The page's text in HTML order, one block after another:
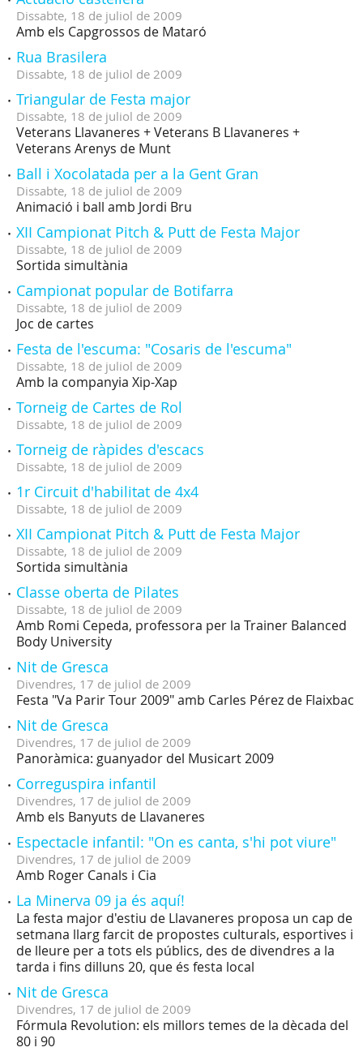
Dissabte, 18 de juliol de 2009
Amb els Capgrossos de Mataró
Rua Brasilera
Dissabte, 18 de juliol de 2009
Triangular de Festa major
Dissabte, 18 de juliol de 2009
Veterans Llavaneres + Veterans B Llavaneres +
Veterans Arenys de Munt
Ball i Xocolatada per a la Gent Gran
Dissabte, 18 de juliol de 2009
Animació i ball amb Jordi Bru
XII Campionat Pitch & Putt de Festa Major
Dissabte, 18 de juliol de 2009
Sortida simultània
Campionat popular de Botifarra
Dissabte, 18 de juliol de 2009
Joc de cartes
Festa de l'escuma: "Cosaris de l'escuma"
Dissabte, 18 de juliol de 2009
Amb la companyia Xip-Xap
Torneig de Cartes de Rol
Dissabte, 18 de juliol de 2009
Torneig de ràpides d'escacs
Dissabte, 18 de juliol de 2009
1r Circuit d'habilitat de 4x4
Dissabte, 18 de juliol de 2009
XII Campionat Pitch & Putt de Festa Major
Dissabte, 18 de juliol de 2009
Sortida simultània
Classe oberta de Pilates
Dissabte, 18 de juliol de 2009
Amb Romi Cepeda, professora per la Trainer Balanced
Body University
Nit de Gresca
Divendres, 17 de juliol de 2009
Festa "Va Parir Tour 2009" amb Carles Pérez de Flaixbac
Nit de Gresca
Divendres, 17 de juliol de 2009
Panoràmica: guanyador del Musicart 2009
Correguspira infantil
Divendres, 17 de juliol de 2009
Amb els Banyuts de Llavaneres
Espectacle infantil: "On es canta, s'hi pot viure"
Divendres, 17 de juliol de 2009
Amb Roger Canals i Cia
La Minerva 09 ja és aquí!
La festa major d'estiu de Llavaneres proposa un cap de
setmana llarg farcit de propostes culturals, esportives i
de lleure per a tots els públics, des de divendres a la
tarda i fins dilluns 20, que és festa local
Nit de Gresca
Divendres, 17 de juliol de 2009
Fórmula Revolution: els millors temes de la dècada del
80 i 90